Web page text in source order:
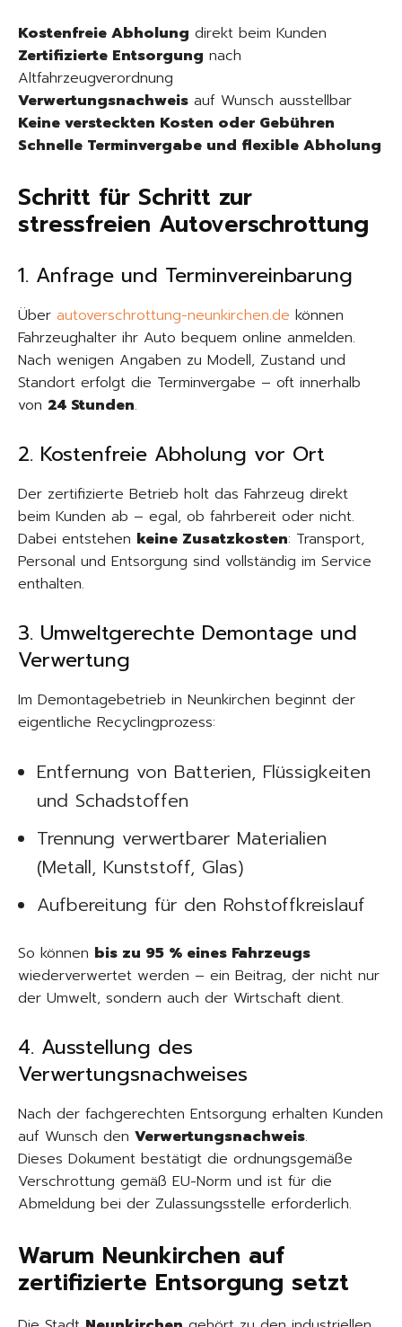
Kostenfreie Abholung direkt beim Kunden
Zertifizierte Entsorgung nach
Altfahrzeugverordnung
Verwertungsnachweis auf Wunsch ausstellbar
Keine versteckten Kosten oder Gebühren
Schnelle Terminvergabe und flexible Abholung
Schritt für Schritt zur
stressfreien Autoverschrottung
1. Anfrage und Terminvereinbarung
Über autoverschrottung-neunkirchen.de können
Fahrzeughalter ihr Auto bequem online anmelden.
Nach wenigen Angaben zu Modell, Zustand und
Standort erfolgt die Terminvergabe – oft innerhalb
von 24 Stunden.
2. Kostenfreie Abholung vor Ort
Der zertifizierte Betrieb holt das Fahrzeug direkt
beim Kunden ab – egal, ob fahrbereit oder nicht.
Dabei entstehen keine Zusatzkosten: Transport,
Personal und Entsorgung sind vollständig im Service
enthalten.
3. Umweltgerechte Demontage und
Verwertung
Im Demontagebetrieb in Neunkirchen beginnt der
eigentliche Recyclingprozess:
Entfernung von Batterien, Flüssigkeiten
und Schadstoffen
Trennung verwertbarer Materialien
(Metall, Kunststoff, Glas)
Aufbereitung für den Rohstoffkreislauf
So können bis zu 95 % eines Fahrzeugs
wiederverwertet werden – ein Beitrag, der nicht nur
der Umwelt, sondern auch der Wirtschaft dient.
4. Ausstellung des
Verwertungsnachweises
Nach der fachgerechten Entsorgung erhalten Kunden
auf Wunsch den Verwertungsnachweis.
Dieses Dokument bestätigt die ordnungsgemäße
Verschrottung gemäß EU-Norm und ist für die
Abmeldung bei der Zulassungsstelle erforderlich.
Warum Neunkirchen auf
zertifizierte Entsorgung setzt